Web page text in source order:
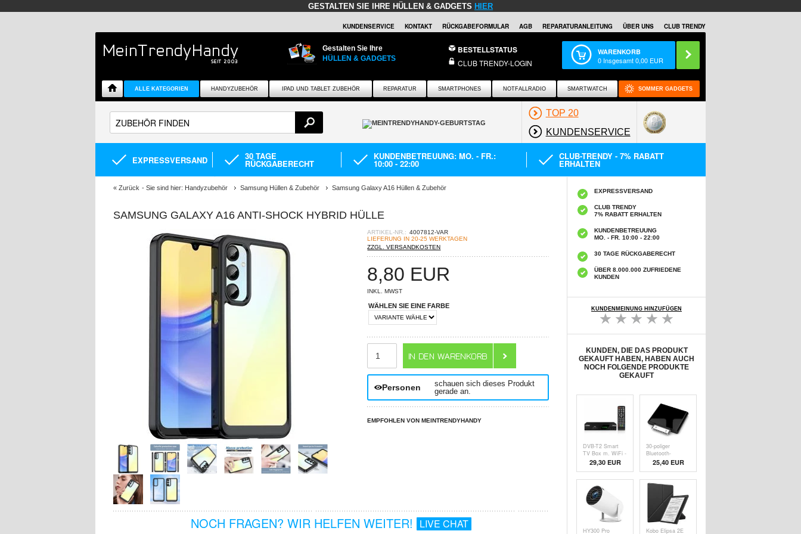
GESTALTEN SIE IHRE HÜLLEN & GADGETS HIER
KUNDENSERVICE KONTAKT RÜCKGABEFORMULAR AGB REPARATURANLEITUNG ÜBER UNS CLUB TRENDY
Gestalten Sie Ihre
HÜLLEN & GADGETS
BESTELLSTATUS
CLUB TRENDY-LOGIN
WARENKORB
0 Insgesamt0,00 EUR
ALLE KATEGORIEN HANDYZUBEHÖR IPAD UND TABLET ZUBEHÖR REPARATUR SMARTPHONES NOTFALLRADIO SMARTWATCH SOMMER GADGETS
TOP 20
KUNDENSERVICE
EXPRESSVERSAND 30 TAGE
RÜCKGABERECHT
KUNDENBETREUUNG: MO. - FR.:
10:00 - 22:00
CLUB-TRENDY - 7% RABATT
ERHALTEN
« Zurück - Sie sind hier: Handyzubehör Samsung Hüllen & Zubehör Samsung Galaxy A16 Hüllen & Zubehör
SAMSUNG GALAXY A16 ANTI-SHOCK HYBRID HÜLLE
ARTIKEL-NR.: 4007812-VAR
LIEFERUNG IN 20-25 WERKTAGEN
ZZGL. VERSANDKOSTEN
8,80 EUR
INKL. MWST
WÄHLEN SIE EINE FARBE
Personen
schauen sich dieses Produkt
gerade an.
EMPFOHLEN VON MEINTRENDYHANDY
NOCH FRAGEN? WIR HELFEN WEITER! LIVE CHAT
EXPRESSVERSAND
CLUB TRENDY
7% RABATT ERHALTEN
KUNDENBETREUUNG
MO. - FR. 10:00 - 22:00
30 TAGE RÜCKGABERECHT
ÜBER 8.000.000 ZUFRIEDENE
KUNDEN
KUNDENMEINUNG HINZUFÜGEN
KUNDEN, DIE DAS PRODUKT
GEKAUFT HABEN, HABEN AUCH
NOCH FOLGENDE PRODUKTE
GEKAUFT
DVB-T2 Smart
TV Box m. WiFi -
1080p
29,30 EUR
30-poliger
Bluetooth-
Audiosender für
iPod - Schwarz
25,40 EUR
HY300 Pro
Kobo Elipsa 2E